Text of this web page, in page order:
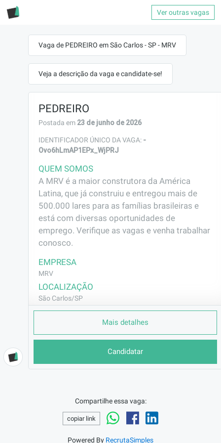
Ver outras vagas
Vaga de PEDREIRO em São Carlos - SP - MRV
Veja a descrição da vaga e candidate-se!
PEDREIRO
Postada em 23 de junho de 2026
IDENTIFICADOR ÚNICO DA VAGA: -
Ovo6hLmAP1EPx_WjPRJ
QUEM SOMOS
A MRV é a maior construtora da América
Latina, que já construiu e entregou mais de
500.000 lares para as famílias brasileiras e
está com diversas oportunidades de
emprego. Verifique as vagas e venha trabalhar
conosco.
EMPRESA
MRV
LOCALIZAÇÃO
São Carlos/SP
REMUNERAÇÃO
VAGA AFIRMATIVA
Construção Civil
BENEFÍCIOS
Candidatar
Mais detalhes
Compartilhe essa vaga:
copiar link
Powered By RecrutaSimples